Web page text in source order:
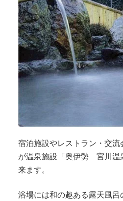
宿泊施設やレストラン・交
が温泉施設「奥伊勢 宮川温
来ます。
浴場には和の趣ある露天風呂